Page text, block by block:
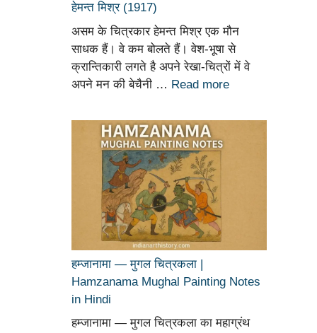
हेमन्त मिश्र (1917)
असम के चित्रकार हेमन्त मिश्र एक मौन
साधक हैं। वे कम बोलते हैं। वेश-भूषा से
क्रान्तिकारी लगते है अपने रेखा-चित्रों में वे
अपने मन की बेचैनी … Read more
हम्जानामा — मुगल चित्रकला |
Hamzanama Mughal Painting Notes
in Hindi
हम्जानामा — मुगल चित्रकला का महाग्रंथ